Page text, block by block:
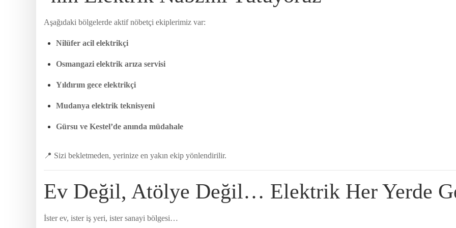
Aşağıdaki bölgelerde aktif nöbetçi ekiplerimiz var:
Nilüfer acil elektrikçi
Osmangazi elektrik arıza servisi
Yıldırım gece elektrikçi
Mudanya elektrik teknisyeni
Gürsu ve Kestel’de anında müdahale
📍 Sizi bekletmeden, yerinize en yakın ekip yönlendirilir.
Ev Değil, Atölye Değil… Elektrik Her Yerde
İster ev, ister iş yeri, ister sanayi bölgesi…